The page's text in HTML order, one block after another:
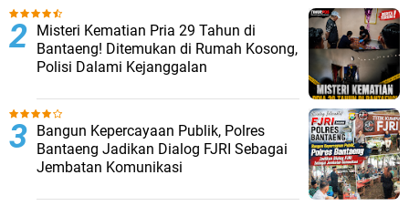
Misteri Kematian Pria 29 Tahun di
Bantaeng! Ditemukan di Rumah Kosong,
Polisi Dalami Kejanggalan
Bangun Kepercayaan Publik, Polres
Bantaeng Jadikan Dialog FJRI Sebagai
Jembatan Komunikasi